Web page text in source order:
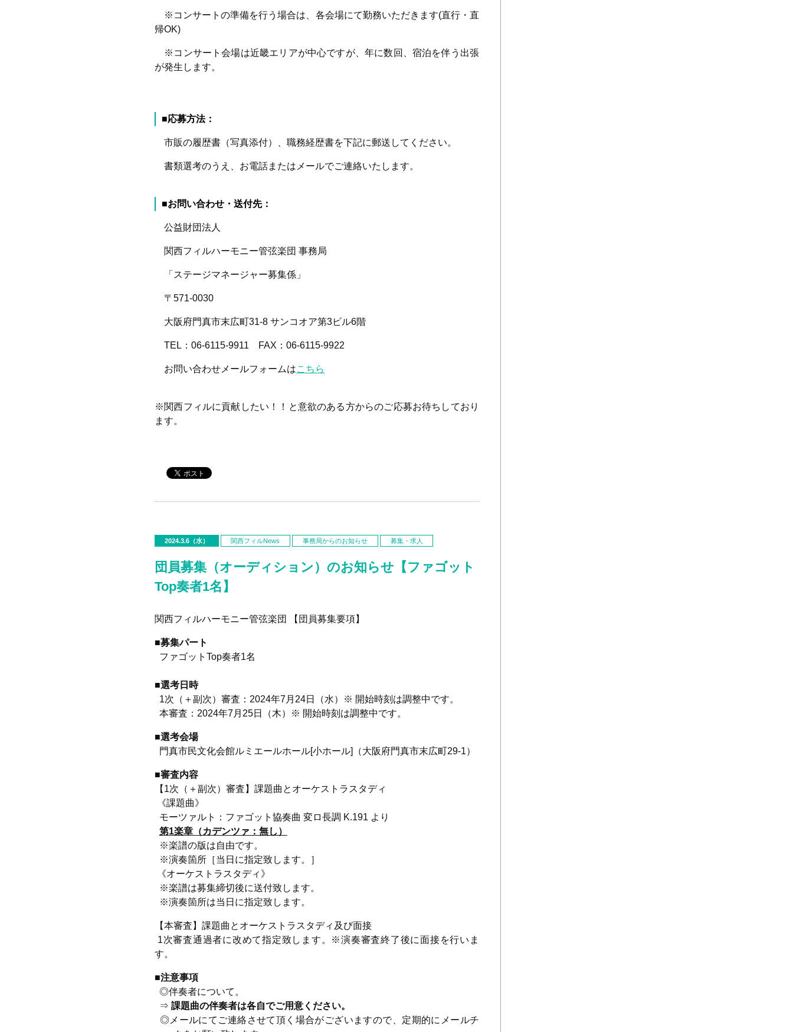
※コンサートの準備を行う場合は、各会場にて勤務いただきます(直行・直
帰OK)
※コンサート会場は近畿エリアが中心ですが、年に数回、宿泊を伴う出張
が発生します。
■応募方法：
市販の履歴書（写真添付）、職務経歴書を下記に郵送してください。
書類選考のうえ、お電話またはメールでご連絡いたします。
■お問い合わせ・送付先：
公益財団法人
関西フィルハーモニー管弦楽団 事務局
「ステージマネージャー募集係」
〒 571-0030
大阪府門真市末広町31-8 サンコオア第3ビル6階
TEL ： 06-6115-9911 FAX ： 06-6115-9922
お問い合わせメールフォームはこちら
※関西フィルに貢献したい！！と意欲のある方からのご応募お待ちしており
ます。
2024.3.6（水） 関西フィルNews 事務局からのお知らせ 募集・求人
団員募集（オーディション）のお知らせ【ファゴット
Top奏者1名】
関西フィルハーモニー管弦楽団 【団員募集要項】
■募集パート
ファゴット Top奏者1名
■選考日時
1次（＋副次）審査： 2024年7 月 24日（水）※ 開始時刻は調整中です。
本審査： 2024年7 月 25日（木）※ 開始時刻は調整中です。
■選考会場
門真市民文化会館ルミエールホール[小ホール]（大阪府門真市末広町29-1）
■審査内容
【 1次（＋副次）審査】課題曲とオーケストラスタディ
《課題曲》
モーツァルト：ファゴット協奏曲 変ロ長調 K.191 より
第1楽章 （カデンツァ：無し）
※楽譜の版は自由です。
※演奏箇所［当日に指定致します。］
《オーケストラスタディ》
※楽譜は募集締切後に送付致します。
※演奏箇所は当日に指定致します。
【本審査】課題曲とオーケストラスタディ及び面接
1次審査通過者に改めて指定致します。※演奏審査終了後に面接を行いま
す。
■注意事項
◎伴奏者について。
⇒ 課題曲の伴奏者は各自でご用意ください。
◎メールにてご連絡させて頂く場合がございますので、定期的にメールチ